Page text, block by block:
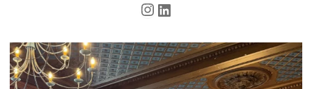
Instagram
LinkedIn